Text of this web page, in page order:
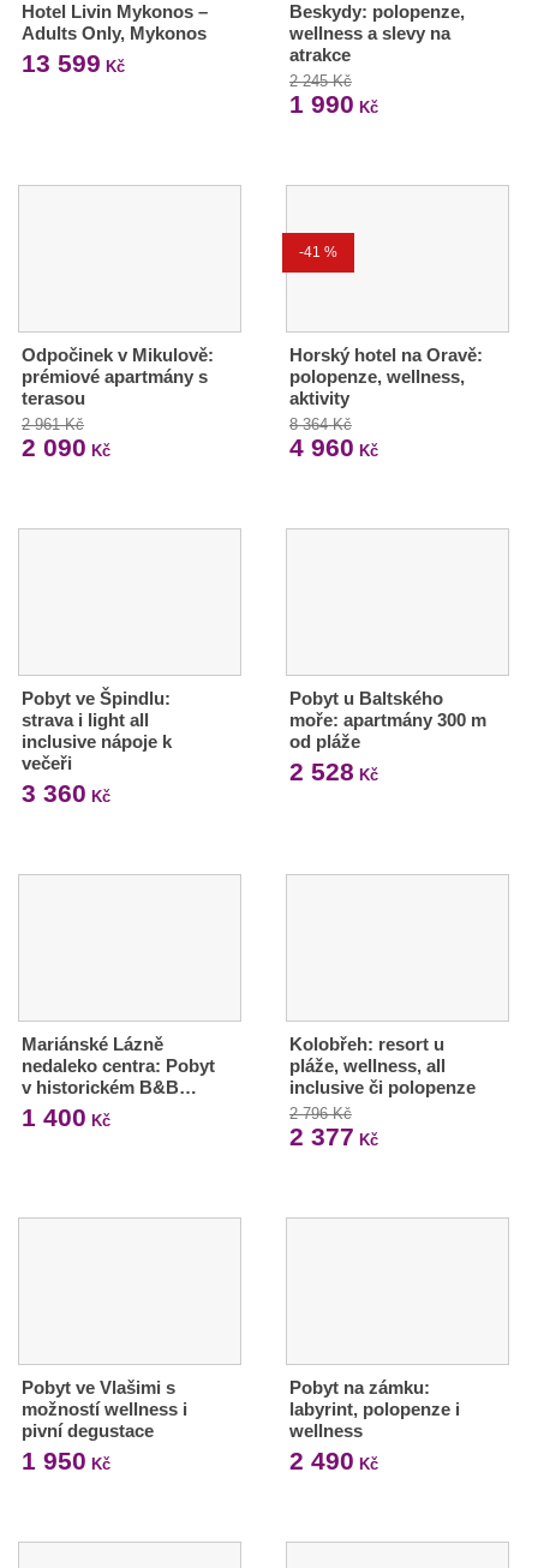
Hotel Livin Mykonos –
Adults Only, Mykonos
13 599 Kč
Beskydy: polopenze,
wellness a slevy na
atrakce
2 245 Kč
1 990 Kč
Odpočinek v Mikulově:
prémiové apartmány s
terasou
2 961 Kč
2 090 Kč
-41 %
Horský hotel na Oravě:
polopenze, wellness,
aktivity
8 364 Kč
4 960 Kč
Pobyt ve Špindlu:
strava i light all
inclusive nápoje k
večeři
3 360 Kč
Pobyt u Baltského
moře: apartmány 300 m
od pláže
2 528 Kč
Mariánské Lázně
nedaleko centra: Pobyt
v historickém B&B…
1 400 Kč
Kolobřeh: resort u
pláže, wellness, all
inclusive či polopenze
2 796 Kč
2 377 Kč
Pobyt ve Vlašimi s
možností wellness i
pivní degustace
1 950 Kč
Pobyt na zámku:
labyrint, polopenze i
wellness
2 490 Kč